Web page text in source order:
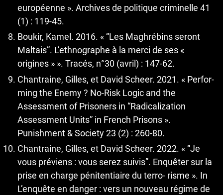
européenne ». Archives de politique criminelle 41
(1) : 119-45.
Boukir, Kamel. 2016. « “Les Maghrébins seront
Maltais”. L’ethnographe à la merci de ses «
origines » ». Tracés, n°30 (avril) : 147-62.
Chantraine, Gilles, et David Scheer. 2021. « Perfor-
ming the Enemy ? No-Risk Logic and the
Assessment of Prisoners in “Radicalization
Assessment Units” in French Prisons ».
Punishment & Society 23 (2) : 260-80.
Chantraine, Gilles, et David Scheer. 2022. « “Je
vous préviens : vous serez suivis”. Enquêter sur la
prise en charge pénitentiaire du terro- risme ». In
L’enquête en danger : vers un nouveau régime de